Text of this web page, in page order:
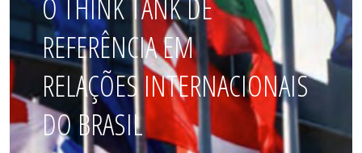
O THINK TANK DE
REFERÊNCIA EM
RELAÇÕES INTERNACIONAIS
DO BRASIL